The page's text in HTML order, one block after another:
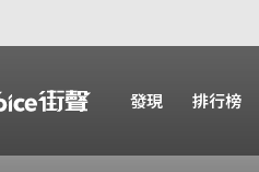
發現 排行榜